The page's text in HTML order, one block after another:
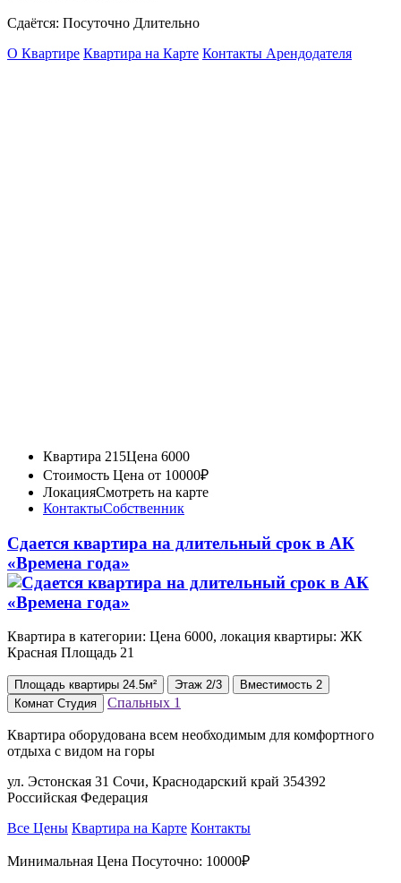
Сдаётся: Посуточно Длительно
О Квартире Квартира на Карте Контакты Арендодателя
Квартира 215Цена 6000
Стоимость Цена от 10000₽
ЛокацияСмотреть на карте
КонтактыСобственник
Сдается квартира на длительный срок в АК
«Времена года»
Квартира в категории: Цена 6000, локация квартиры: ЖК
Красная Площадь 21
Площадь квартиры 24.5м² Этаж 2/3 Вместимость 2
Комнат Студия Спальных 1
Квартира оборудована всем необходимым для комфортного
отдыха с видом на горы
ул. Эстонская 31 Сочи, Краснодарский край 354392
Российская Федерация
Все Цены Квартира на Карте Контакты
Минимальная Цена Посуточно: 10000₽